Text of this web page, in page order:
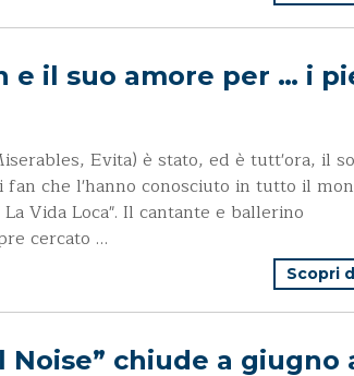
e il suo amore per … i
Evita) è stato, ed è tutt'ora, il
che l'hanno conosciuto in tutto il
Vida Loca". Il cantante e ballerino
cercato …
Scopri
Noise” chiude a giugno